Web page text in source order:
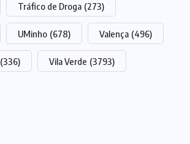
Tráfico de Droga (273)
UMinho (678) Valença (496)
(336) Vila Verde (3793)